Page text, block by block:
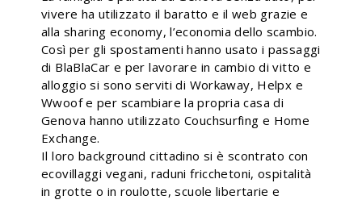
vivere ha utilizzato il baratto e il web grazie e
alla sharing economy, l’economia dello scambio.
Così per gli spostamenti hanno usato i passaggi
di BlaBlaCar e per lavorare in cambio di vitto e
alloggio si sono serviti di Workaway, Helpx e
Wwoof e per scambiare la propria casa di
Genova hanno utilizzato Couchsurfing e Home
Exchange.
Il loro background cittadino si è scontrato con
ecovillaggi vegani, raduni fricchetoni, ospitalità
in grotte o in roulotte, scuole libertarie e